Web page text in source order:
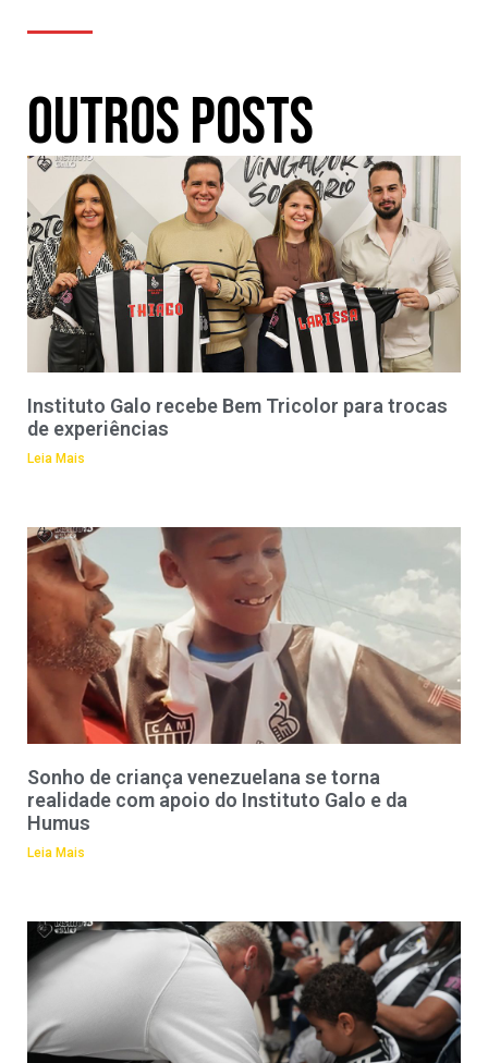
Outros Posts
Instituto Galo recebe Bem Tricolor para trocas
de experiências
Leia Mais
Sonho de criança venezuelana se torna
realidade com apoio do Instituto Galo e da
Humus
Leia Mais